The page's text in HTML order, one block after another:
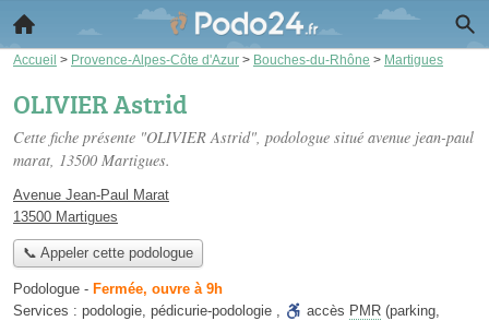
Accueil > Provence-Alpes-Côte d'Azur > Bouches-du-Rhône > Martigues
OLIVIER Astrid
Cette fiche présente "OLIVIER Astrid", podologue situé avenue jean-paul
marat, 13500 Martigues.
Avenue Jean-Paul Marat
13500 Martigues
📞 Appeler cette podologue
Podologue - Fermée, ouvre à 9h
Services : podologie, pédicurie-podologie , accès PMR (parking,